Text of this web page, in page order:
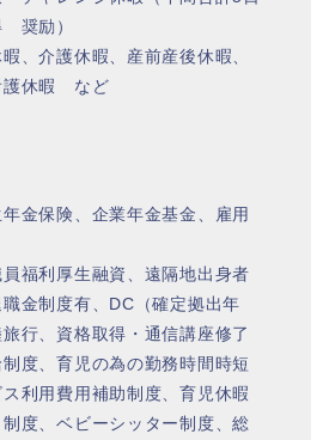
奨励）
、介護休暇、産前産後休暇、
護休暇 など
年金保険、企業年金基金、雇用
福利厚生融資、遠隔地出身者
金制度有、DC（確定拠出年
行、資格取得・通信講座修了
度、育児の為の勤務時間時短
利用費用補助制度、育児休暇
度、ベビーシッター制度、総